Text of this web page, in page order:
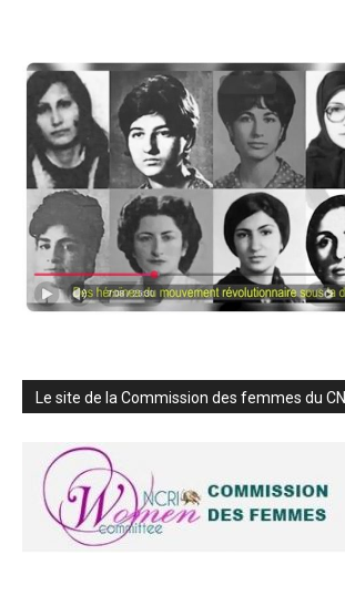
Le site de la Commission des femmes du